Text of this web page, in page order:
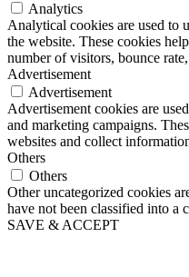
Analytics
Analytical cookies are used to
the website. These cookies
number of visitors, bounce
Advertisement
Advertisement
Advertisement cookies are
and marketing campaigns.
websites and collect
Others
Others
Other uncategorized cookies
have not been classified into a
SAVE & ACCEPT